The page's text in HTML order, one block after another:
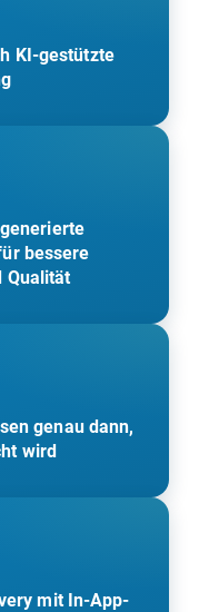
KI-gestützte
bessere
Qualität
genau dann,
wird
mit In-App-